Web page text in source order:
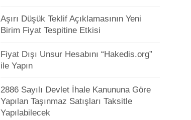
Aşırı Düşük Teklif Açıklamasının Yeni
Birim Fiyat Tespitine Etkisi
Fiyat Dışı Unsur Hesabını “Hakedis.org”
ile Yapın
2886 Sayılı Devlet İhale Kanununa Göre
Yapılan Taşınmaz Satışları Taksitle
Yapılabilecek